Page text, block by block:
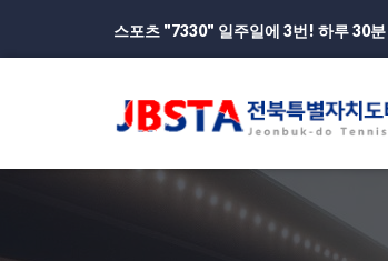
스포츠 "7330" 일주일에 3번! 하루 30